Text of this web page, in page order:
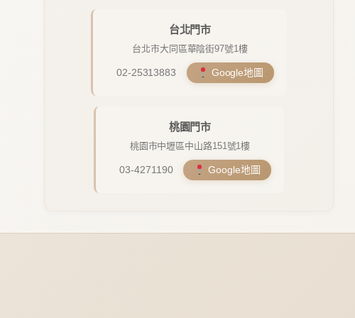
台北門市
台北市大同區華陰街97號1樓
02-25313883 Google地圖
桃園門市
桃園市中壢區中山路151號1樓
03-4271190 Google地圖